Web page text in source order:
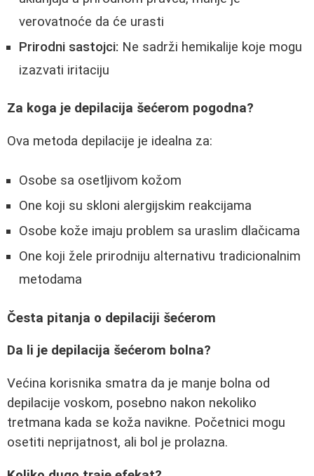
verovatnoće da će urasti
Prirodni sastojci: Ne sadrži hemikalije koje mogu
izazvati iritaciju
Za koga je depilacija šećerom pogodna?
Ova metoda depilacije je idealna za:
Osobe sa osetljivom kožom
One koji su skloni alergijskim reakcijama
Osobe kože imaju problem sa uraslim dlačicama
One koji žele prirodniju alternativu tradicionalnim
metodama
Česta pitanja o depilaciji šećerom
Da li je depilacija šećerom bolna?
Većina korisnika smatra da je manje bolna od
depilacije voskom, posebno nakon nekoliko
tretmana kada se koža navikne. Početnici mogu
osetiti neprijatnost, ali bol je prolazna.